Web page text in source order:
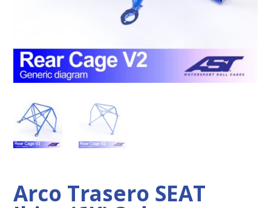
Arco Trasero SEAT